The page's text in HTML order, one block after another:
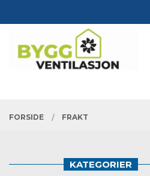
til
PRODUKTER
FORSIDE FRAKT
KATEGORIER